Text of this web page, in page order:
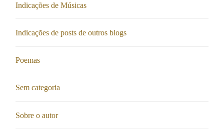
Indicações de Músicas
Indicações de posts de outros blogs
Poemas
Sem categoria
Sobre o autor